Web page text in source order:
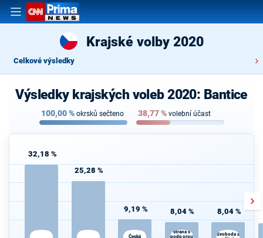
Krajské volby 2020
Celkové výsledky
Výsledky krajských voleb 2020: Bantice
100,00% okrsků sečteno 38,77% volební účast
32,18 %
25,28 %
9,19 %
Česká
8,04 %
Občanská
strana s
podporou
8,04 %
Svoboda a